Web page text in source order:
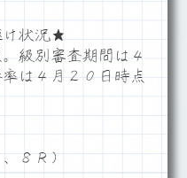
け状況★
級別審査期間は４
は４月２０日時点
８Ｒ）